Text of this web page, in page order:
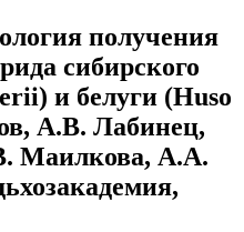
получения
сибирского
и белуги (Huso
А.В. Лабинец,
Маилкова, А.А.